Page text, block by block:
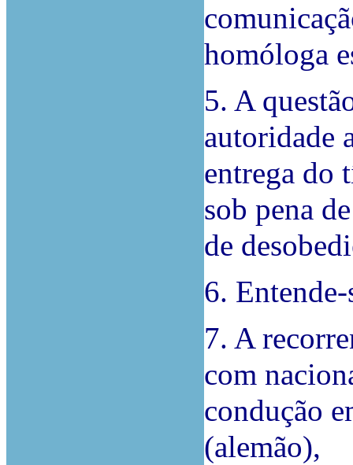
homóloga
5. A
autoridade
entrega do
sob pena
de
6.
7. A
com
condução
(alemão),